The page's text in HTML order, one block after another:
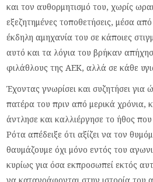
και τον αυθορμητισμό του, χωρίς
εξεζητημένες τοποθετήσεις, μέσα
έκδηλη αμηχανία του σε κάποιες
αυτό και τα λόγια του βρήκαν
φιλάθλους της ΑΕΚ, αλλά σε κάθε
Έχοντας γνωρίσει και συζητήσει για
πατέρα του πριν από μερικά χρόνια,
άντλησε και καλλιέργησε το ήθος
Ρότα απέδειξε ότι αξίζει να τον
θαυμάζουμε όχι μόνο εντός του
κυρίως για όσα εκπροσωπεί εκτός